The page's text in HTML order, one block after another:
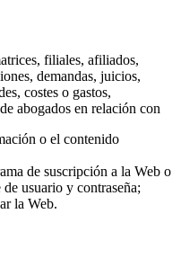
filiales, afiliados,
demandas, juicios,
costes o gastos,
abogados en relación con
o el contenido
de suscripción a la Web o
usuario y contraseña;
la Web.